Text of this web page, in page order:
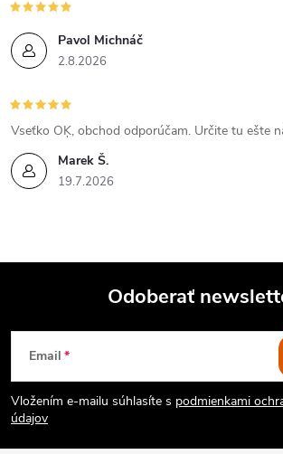
Pavol Michnáč
2.8.2026
Marek Š.
19.7.2026
Vseťko OĶ, obchod odporúčam. Určite tu ešte
Z
á
p
Odoberať
Email
Vložením e-mailu súhlasíte s podmienkami
údajov